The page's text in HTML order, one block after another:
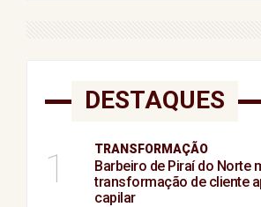
DESTAQUES
1 TRANSFORMAÇÃO
Barbeiro de Piraí do Norte
transformação de cliente
capilar